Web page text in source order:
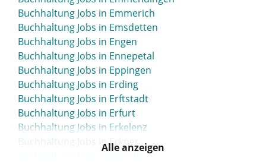
Buchhaltung Jobs in Emmerich
Buchhaltung Jobs in Emsdetten
Buchhaltung Jobs in Engen
Buchhaltung Jobs in Ennepetal
Buchhaltung Jobs in Eppingen
Buchhaltung Jobs in Erding
Buchhaltung Jobs in Erftstadt
Buchhaltung Jobs in Erfurt
Buchhaltung Jobs in Erkelenz
Buchhaltung Jobs in Erkner
Alle anzeigen